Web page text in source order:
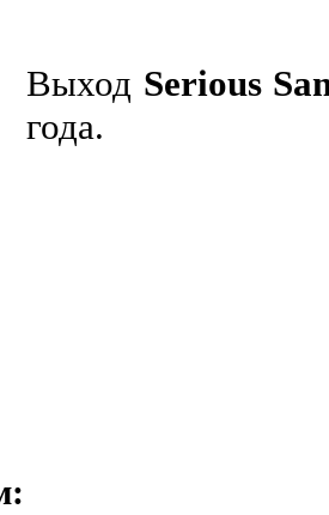
Выход Serious
года.